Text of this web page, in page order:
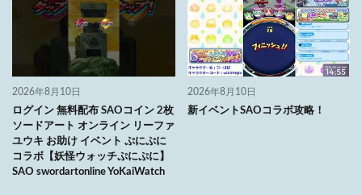
2026年8月10日
ログイン 無料配布 SAOコイン 2枚
ソードアート オンライン リーファ
ユウキ お助け イベント ぷにぷに
コラボ【妖怪ウォッチぷにぷに】
SAO swordartonline YoKaiWatch
2026年8月10日
新イベントSAOコラボ攻略！